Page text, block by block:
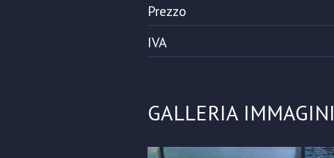
Prezzo
IVA
GALLERIA IMMAGINI